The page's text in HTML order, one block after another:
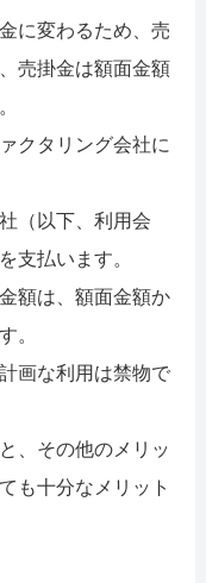
に変わるため、売
売掛金は額面金額
クタリング会社に
（以下、利用会
支払います。
額は、額面金額か
。
画な利用は禁物で
、その他のメリッ
も十分なメリット